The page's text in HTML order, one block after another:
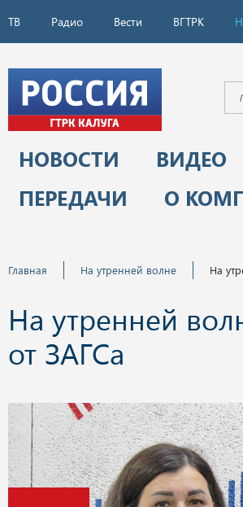
ТВ Радио Вести ВГТРК
НОВОСТИ ВИДЕО
ПЕРЕДАЧИ
О
Главная На утренней волне На
На утренней
от ЗАГСа